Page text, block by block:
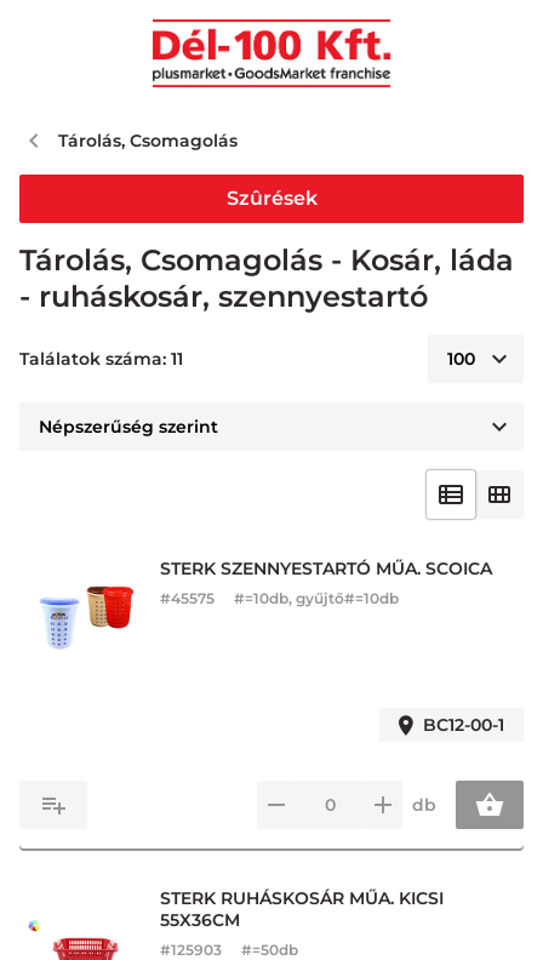
Tárolás, Csomagolás
Tárolás, Csomagolás - Kosár, láda
- ruháskosár, szennyestartó
Találatok száma: 11
STERK SZENNYESTARTÓ MŰA. SCOICA
#45575 #=10db, gyűjtő#=10db
BC12-00-1
db
STERK RUHÁSKOSÁR MŰA. KICSI
55X36CM
#125903 #=50db
Szûrések